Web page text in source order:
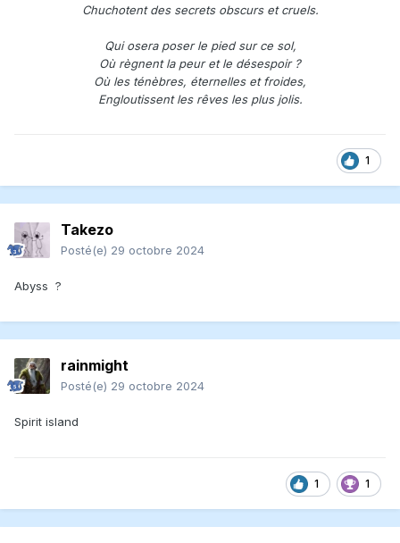
Chuchotent des secrets obscurs et cruels.
Qui osera poser le pied sur ce sol,
Où règnent la peur et le désespoir ?
Où les ténèbres, éternelles et froides,
Engloutissent les rêves les plus jolis.
1
Takezo
Posté(e) 29 octobre 2024
Abyss ?
rainmight
Posté(e) 29 octobre 2024
Spirit island
1 1